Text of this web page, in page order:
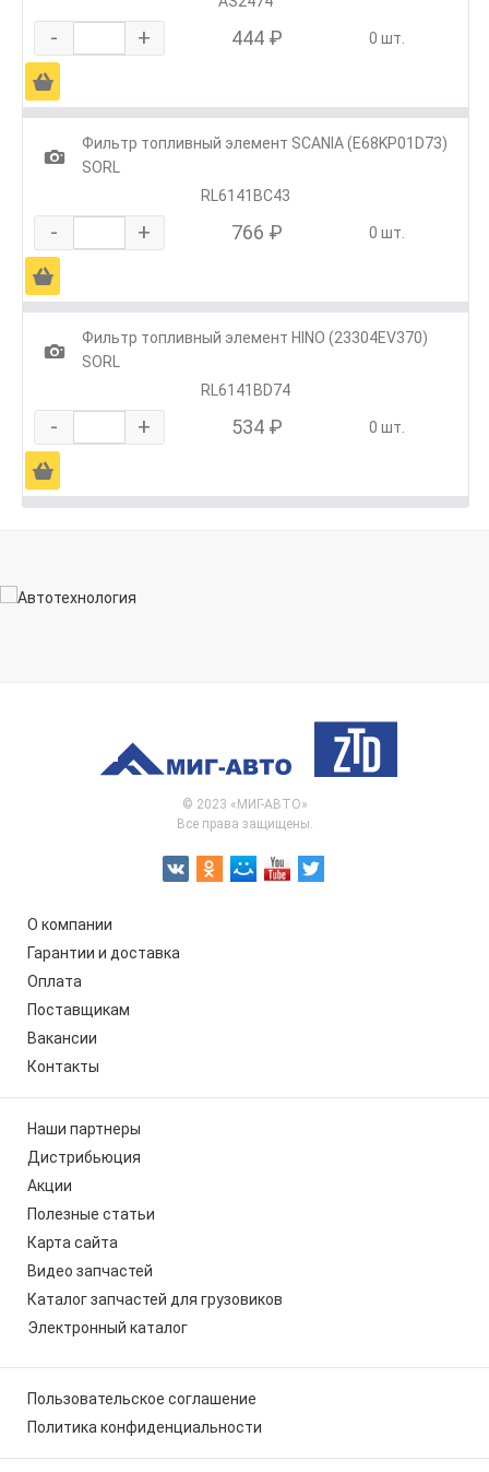
- + 444 ₽ 0 шт.
Ä
1
Фильтр топливный элемент SCANIA (E68KP01D73)
SORL
RL6141BC43
- + 766 ₽ 0 шт.
Ä
1
Фильтр топливный элемент HINO (23304EV370)
SORL
RL6141BD74
- + 534 ₽ 0 шт.
Ä
© 2023 «МИГ-АВТО»
Все права защищены.
О компании
Гарантии и доставка
Оплата
Поставщикам
Вакансии
Контакты
Наши партнеры
Дистрибьюция
Акции
Полезные статьи
Карта сайта
Видео запчастей
Каталог запчастей для грузовиков
Электронный каталог
Пользовательское соглашение
Политика конфиденциальности